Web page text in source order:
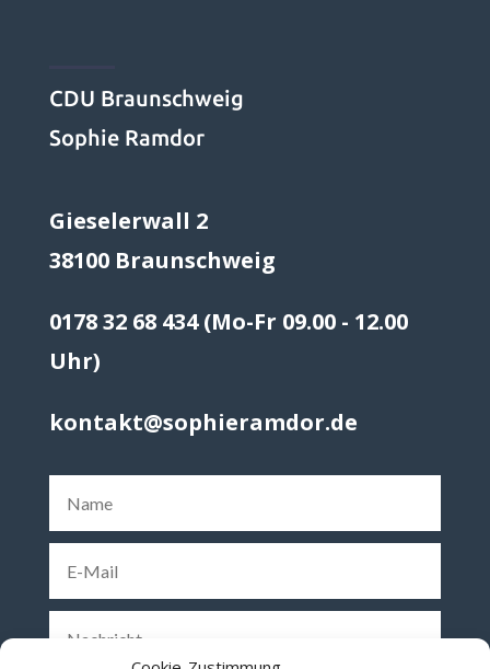
CDU Braunschweig
Sophie Ramdor
Gieselerwall 2
38100 Braunschweig
0178 32 68 434 (Mo-Fr 09.00 - 12.00
Uhr)
kontakt@sophieramdor.de